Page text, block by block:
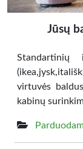
Jūsų
Standartinių
virtuvės
kabinų